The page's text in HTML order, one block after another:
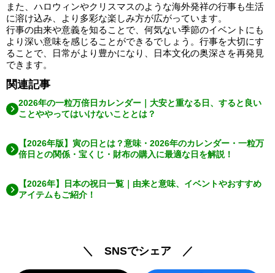
また、ハロウィンやクリスマスのような海外発祥の行事も生活
に溶け込み、より多彩な楽しみ方が広がっています。
行事の由来や意義を知ることで、何気ない季節のイベントにも
より深い意味を感じることができるでしょう。行事を大切にす
ることで、日常がより豊かになり、日本文化の奥深さを再発見
できます。
関連記事
2026年の一粒万倍日カレンダー｜大安と重なる日、すると良い
ことややってはいけないこととは？
【2026年版】寅の日とは？意味・2026年のカレンダー・一粒万
倍日との関係・宝くじ・財布の購入に最適な日を解説！
【2026年】日本の祝日一覧｜由来と意味、イベントやおすすめ
アイテムもご紹介！
＼ SNSでシェア ／